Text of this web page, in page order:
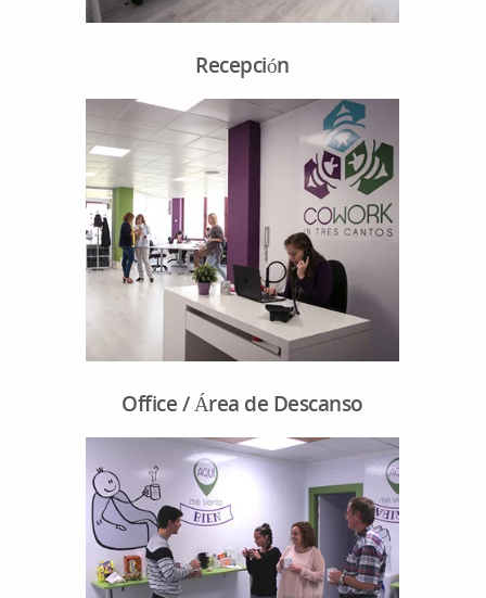
Recepción
Office / Área de Descanso